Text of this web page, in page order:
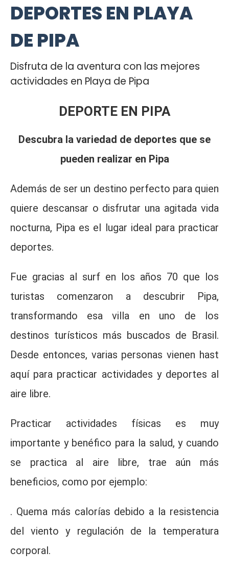
DEPORTES EN PLAYA
DE PIPA
Disfruta de la aventura con las mejores
actividades en Playa de Pipa
DEPORTE EN PIPA
Descubra la variedad de deportes que se
pueden realizar en Pipa
Además de ser un destino perfecto para quien
quiere descansar o disfrutar una agitada vida
nocturna, Pipa es el lugar ideal para practicar
deportes.
Fue gracias al surf en los años 70 que los
turistas comenzaron a descubrir Pipa,
transformando esa villa en uno de los
destinos turísticos más buscados de Brasil.
Desde entonces, varias personas vienen hast
aquí para practicar actividades y deportes al
aire libre.
Practicar actividades físicas es muy
importante y benéfico para la salud, y cuando
se practica al aire libre, trae aún más
beneficios, como por ejemplo:
. Quema más calorías debido a la resistencia
del viento y regulación de la temperatura
corporal.